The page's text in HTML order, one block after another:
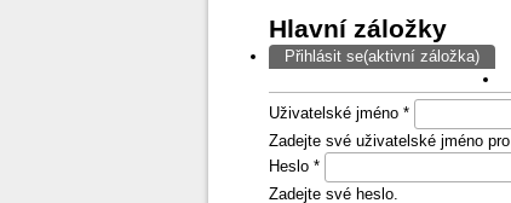
Hlavní záložky
Přihlásit se(aktivní záložka)
Uživatelské jméno *
Zadejte své uživatelské jméno
Heslo *
Zadejte své heslo.